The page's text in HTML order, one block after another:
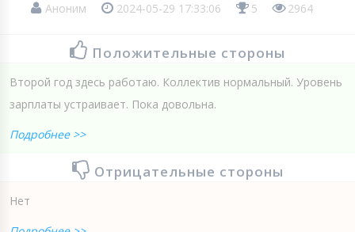
Аноним 2024-05-29 17:33:06 5 2964
Положительные стороны
Второй год здесь работаю. Коллектив нормальный. Уровень
зарплаты устраивает. Пока довольна.
Подробнее >>
Отрицательные стороны
Нет